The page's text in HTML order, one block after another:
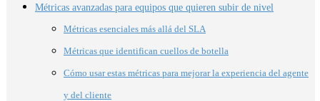
Métricas avanzadas para equipos que quieren subir de nivel
Métricas esenciales más allá del SLA
Métricas que identifican cuellos de botella
Cómo usar estas métricas para mejorar la experiencia del agente
y del cliente